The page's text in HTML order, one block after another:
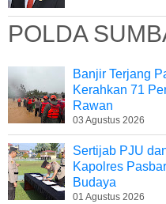
POLDA
Banjir Terjang
Kerahkan 71
Rawan
03 Agustus 2026
Sertijab PJU
Kapolres
Budaya
01 Agustus 2026